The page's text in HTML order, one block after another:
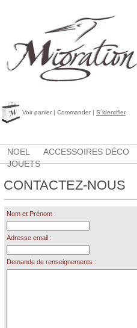
Voir panier | Commander | S´identifier
NOEL ACCESSOIRES DÉCO
JOUETS
CONTACTEZ-NOUS
Nom et Prénom :
Adresse email :
Demande de renseignements :